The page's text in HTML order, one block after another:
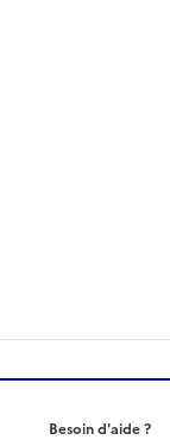
Besoin d'aide ?